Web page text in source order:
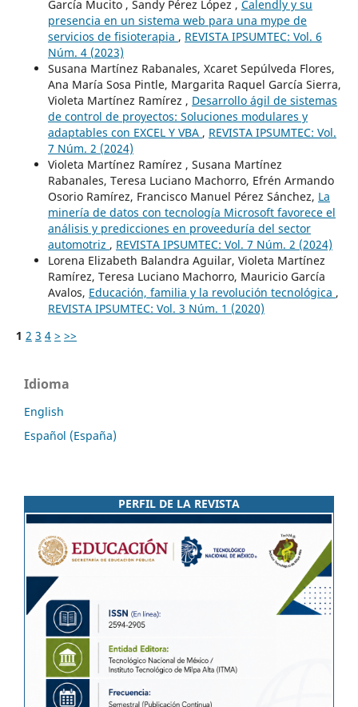
García Mucito , Sandy Pérez López , Calendly y su
presencia en un sistema web para una mype de
servicios de fisioterapia , REVISTA IPSUMTEC: Vol. 6
Núm. 4 (2023)
Susana Martínez Rabanales, Xcaret Sepúlveda Flores,
Ana María Sosa Pintle, Margarita Raquel García Sierra,
Violeta Martínez Ramírez , Desarrollo ágil de sistemas
de control de proyectos: Soluciones modulares y
adaptables con EXCEL Y VBA , REVISTA IPSUMTEC: Vol.
7 Núm. 2 (2024)
Violeta Martínez Ramírez , Susana Martínez
Rabanales, Teresa Luciano Machorro, Efrén Armando
Osorio Ramírez, Francisco Manuel Pérez Sánchez, La
minería de datos con tecnología Microsoft favorece el
análisis y predicciones en proveeduría del sector
automotriz , REVISTA IPSUMTEC: Vol. 7 Núm. 2 (2024)
Lorena Elizabeth Balandra Aguilar, Violeta Martínez
Ramírez, Teresa Luciano Machorro, Mauricio García
Avalos, Educación, familia y la revolución tecnológica ,
REVISTA IPSUMTEC: Vol. 3 Núm. 1 (2020)
1 2 3 4 > >>
Idioma
English
Español (España)
PERFIL DE LA REVISTA